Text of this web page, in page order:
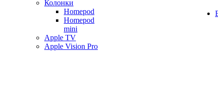
Колонки
Homepod
Homepod
mini
Apple TV
Apple Vision Pro